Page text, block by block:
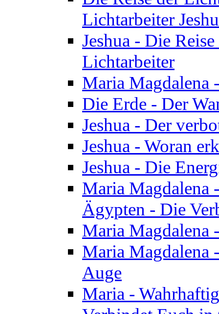
Lichtarbeiter
Jeshua - Die
Lichtarbeiter
Maria Magdalena
Die Erde - Der
Jeshua - Der
Jeshua - Woran
Jeshua - Die
Maria Magdalena
Ägypten - Die
Maria Magdalena
Maria Magdalena
Auge
Maria -